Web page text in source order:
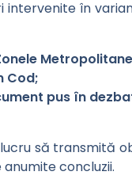
în
Cod;
pus în
să transmită
concluzii.